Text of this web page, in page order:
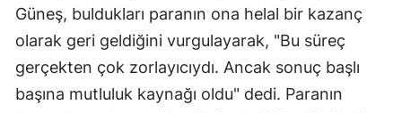
Güneş, buldukları paranın ona helal bir kazanç
olarak geri geldiğini vurgulayarak, "Bu süreç
gerçekten çok zorlayıcıydı. Ancak sonuç başlı
başına mutluluk kaynağı oldu" dedi. Paranın